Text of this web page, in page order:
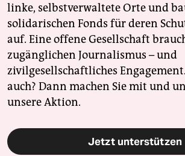
linke, selbstverwaltete Orte und
solidarischen Fonds für deren
auf. Eine offene Gesellschaft
zugänglichen Journalismus – und
zivilgesellschaftliches
auch? Dann machen Sie mit und
unsere Aktion.
Jetzt unterstützen